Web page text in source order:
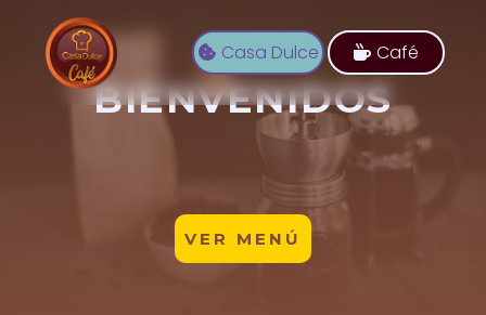
Casa Dulce Café
BIENVENIDOS
VER MENÚ